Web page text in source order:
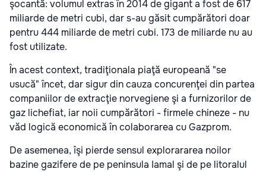
şocantă: volumul extras în 2014 de gigant a fost de 617
miliarde de metri cubi, dar s-au găsit cumpărători doar
pentru 444 miliarde de metri cubi. 173 de miliarde nu au
fost utilizate.
În acest context, tradiţionala piaţă europeană "se
usucă" încet, dar sigur din cauza concurenţei din partea
companiilor de extracţie norvegiene şi a furnizorilor de
gaz lichefiat, iar noii cumpărători - firmele chineze - nu
văd logică economică în colaborarea cu Gazprom.
De asemenea, îşi pierde sensul explorararea noilor
bazine gazifere de pe peninsula Iamal şi de pe litoralul